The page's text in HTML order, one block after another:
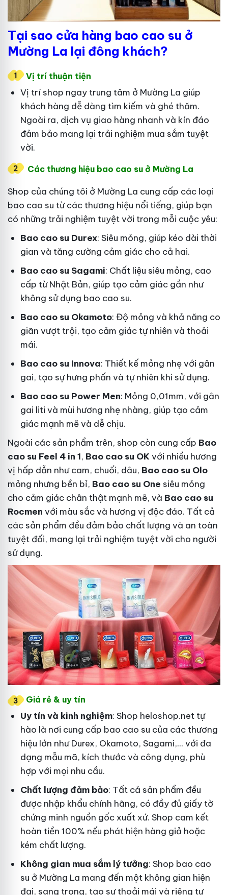
Tại sao cửa hàng bao cao su ở
Mường La lại đông khách?
Vị trí thuận tiện
Vị trí shop ngay trung tâm ở Mường La giúp
khách hàng dễ dàng tìm kiếm và ghé thăm.
Ngoài ra, dịch vụ giao hàng nhanh và kín đáo
đảm bảo mang lại trải nghiệm mua sắm tuyệt
vời.
Các thương hiệu bao cao su ở Mường La
Shop của chúng tôi ở Mường La cung cấp các loại
bao cao su từ các thương hiệu nổi tiếng, giúp bạn
có những trải nghiệm tuyệt vời trong mỗi cuộc yêu:
Bao cao su Durex: Siêu mỏng, giúp kéo dài thời
gian và tăng cường cảm giác cho cả hai.
Bao cao su Sagami: Chất liệu siêu mỏng, cao
cấp từ Nhật Bản, giúp tạo cảm giác gần như
không sử dụng bao cao su.
Bao cao su Okamoto: Độ mỏng và khả năng co
giãn vượt trội, tạo cảm giác tự nhiên và thoải
mái.
Bao cao su Innova: Thiết kế mỏng nhẹ với gân
gai, tạo sự hưng phấn và tự nhiên khi sử dụng.
Bao cao su Power Men: Mỏng 0,01mm, với gân
gai liti và mùi hương nhẹ nhàng, giúp tạo cảm
giác mạnh mẽ và dễ chịu.
Ngoài các sản phẩm trên, shop còn cung cấp Bao
cao su Feel 4 in 1, Bao cao su OKvới nhiều hương
vị hấp dẫn như cam, chuối, dâu, Bao cao su Olo
mỏng nhưng bền bỉ, Bao cao su One siêu mỏng
cho cảm giác chân thật mạnh mẽ, và Bao cao su
Rocmen với màu sắc và hương vị độc đáo. Tất cả
các sản phẩm đều đảm bảo chất lượng và an toàn
tuyệt đối, mang lại trải nghiệm tuyệt vời cho người
sử dụng.
Giá rẻ & uy tín
Uy tín và kinh nghiệm: Shop heloshop.net tự
hào là nơi cung cấp bao cao su của các thương
hiệu lớn như Durex, Okamoto, Sagami,... với đa
dạng mẫu mã, kích thước và công dụng, phù
hợp với mọi nhu cầu.
Chất lượng đảm bảo: Tất cả sản phẩm đều
được nhập khẩu chính hãng, có đầy đủ giấy tờ
chứng minh nguồn gốc xuất xứ. Shop cam kết
hoàn tiền 100% nếu phát hiện hàng giả hoặc
kém chất lượng.
Không gian mua sắm lý tưởng: Shop bao cao
su ở Mường La mang đến một không gian hiện
đại, sang trọng, tạo sự thoải mái và riêng tư